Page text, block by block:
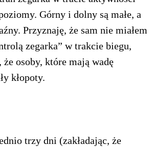
Górny i dolny są małe, a
Przyznaję, że sam nie miałem
zegarka” w trakcie biegu,
osoby, które mają wadę
kłopoty.
trzy dni (zakładając, że